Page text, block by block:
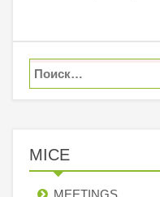
MICE